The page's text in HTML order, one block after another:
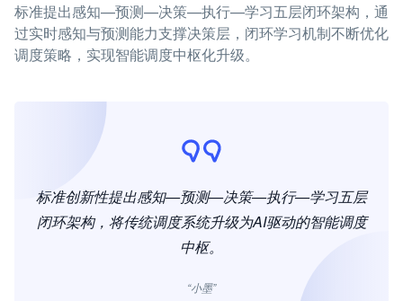
标准提出感知—预测—决策—执行—学习五层闭环架构，通
过实时感知与预测能力支撑决策层，闭环学习机制不断优化
调度策略，实现智能调度中枢化升级。
标准创新性提出感知—预测—决策—执行—学习五层
闭环架构，将传统调度系统升级为AI驱动的智能调度
中枢。
“小墨”